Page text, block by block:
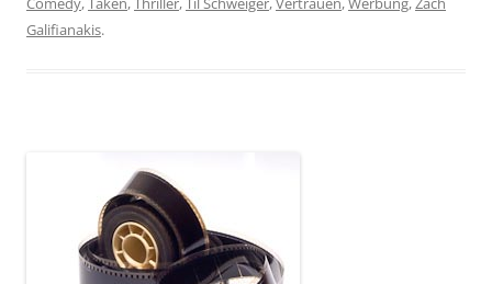
Galifianakis.